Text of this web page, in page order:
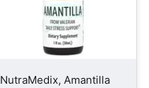
NutraMedix, Amantilla